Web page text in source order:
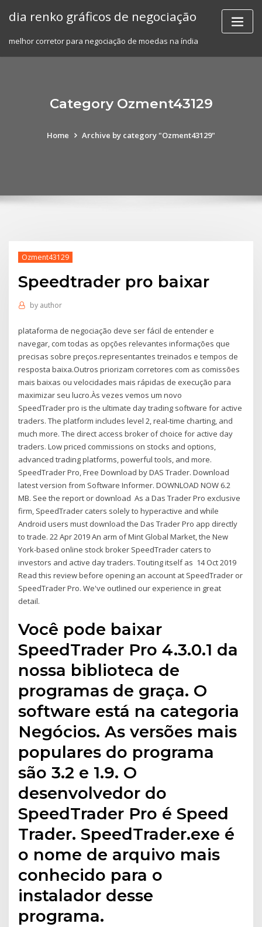
dia renko gráficos de negociação
melhor corretor para negociação de moedas na índia
Category Ozment43129
Home Archive by category "Ozment43129"
Ozment43129
Speedtrader pro baixar
by author
plataforma de negociação deve ser fácil de entender e
navegar, com todas as opções relevantes informações que
precisas sobre preços.representantes treinados e tempos de
resposta baixa.Outros priorizam corretores com as comissões
mais baixas ou velocidades mais rápidas de execução para
maximizar seu lucro.Às vezes vemos um novo
SpeedTrader pro is the ultimate day trading software for active
traders. The platform includes level 2, real-time charting, and
much more. The direct access broker of choice for active day
traders. Low priced commissions on stocks and options,
advanced trading platforms, powerful tools, and more.
SpeedTrader Pro, Free Download by DAS Trader. Download
latest version from Software Informer. DOWNLOAD NOW 6.2
MB. See the report or download As a Das Trader Pro exclusive
firm, SpeedTrader caters solely to hyperactive and while
Android users must download the Das Trader Pro app directly
to trade. 22 Apr 2019 An arm of Mint Global Market, the New
York-based online stock broker SpeedTrader caters to
investors and active day traders. Touting itself as 14 Oct 2019
Read this review before opening an account at SpeedTrader or
SpeedTrader Pro. We've outlined our experience in great
detail.
Você pode baixar
SpeedTrader Pro 4.3.0.1 da
nossa biblioteca de
programas de graça. O
software está na categoria
Negócios. As versões mais
populares do programa
são 3.2 e 1.9. O
desenvolvedor do
SpeedTrader Pro é Speed
Trader. SpeedTrader.exe é
o nome de arquivo mais
conhecido para o
instalador desse
programa.